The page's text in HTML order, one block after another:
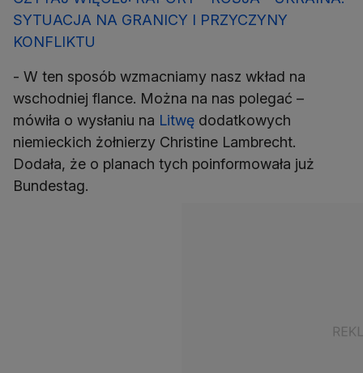
SYTUACJA NA GRANICY I PRZYCZYNY
KONFLIKTU
- W ten sposób wzmacniamy nasz wkład na
wschodniej flance. Można na nas polegać –
mówiła o wysłaniu na Litwę dodatkowych
niemieckich żołnierzy Christine Lambrecht.
Dodała, że o planach tych poinformowała już
Bundestag.